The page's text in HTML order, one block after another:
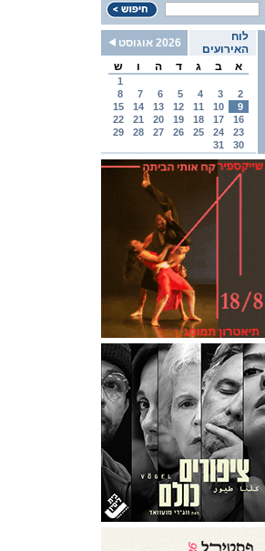
לוח
האירועים
2026 אוגוסט
א
ב ג ד ה ו ש
1
2
3
4
5
6
7
8
9
10
11
12
13
14
15
16
17
18
19
20
21
22
23
24
25
26
27
28
29
30
31